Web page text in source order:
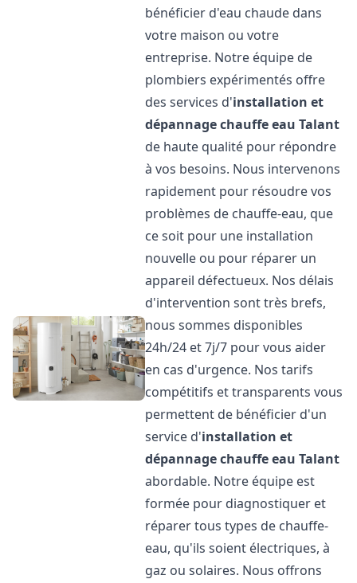
bénéficier d'eau chaude dans
votre maison ou votre
entreprise. Notre équipe de
plombiers expérimentés offre
des services d'installation et
dépannage chauffe eau Talant
de haute qualité pour répondre
à vos besoins. Nous intervenons
rapidement pour résoudre vos
problèmes de chauffe-eau, que
ce soit pour une installation
nouvelle ou pour réparer un
appareil défectueux. Nos délais
d'intervention sont très brefs,
nous sommes disponibles
24h/24 et 7j/7 pour vous aider
en cas d'urgence. Nos tarifs
compétitifs et transparents vous
permettent de bénéficier d'un
service d'installation et
dépannage chauffe eau Talant
abordable. Notre équipe est
formée pour diagnostiquer et
réparer tous types de chauffe-
eau, qu'ils soient électriques, à
gaz ou solaires. Nous offrons